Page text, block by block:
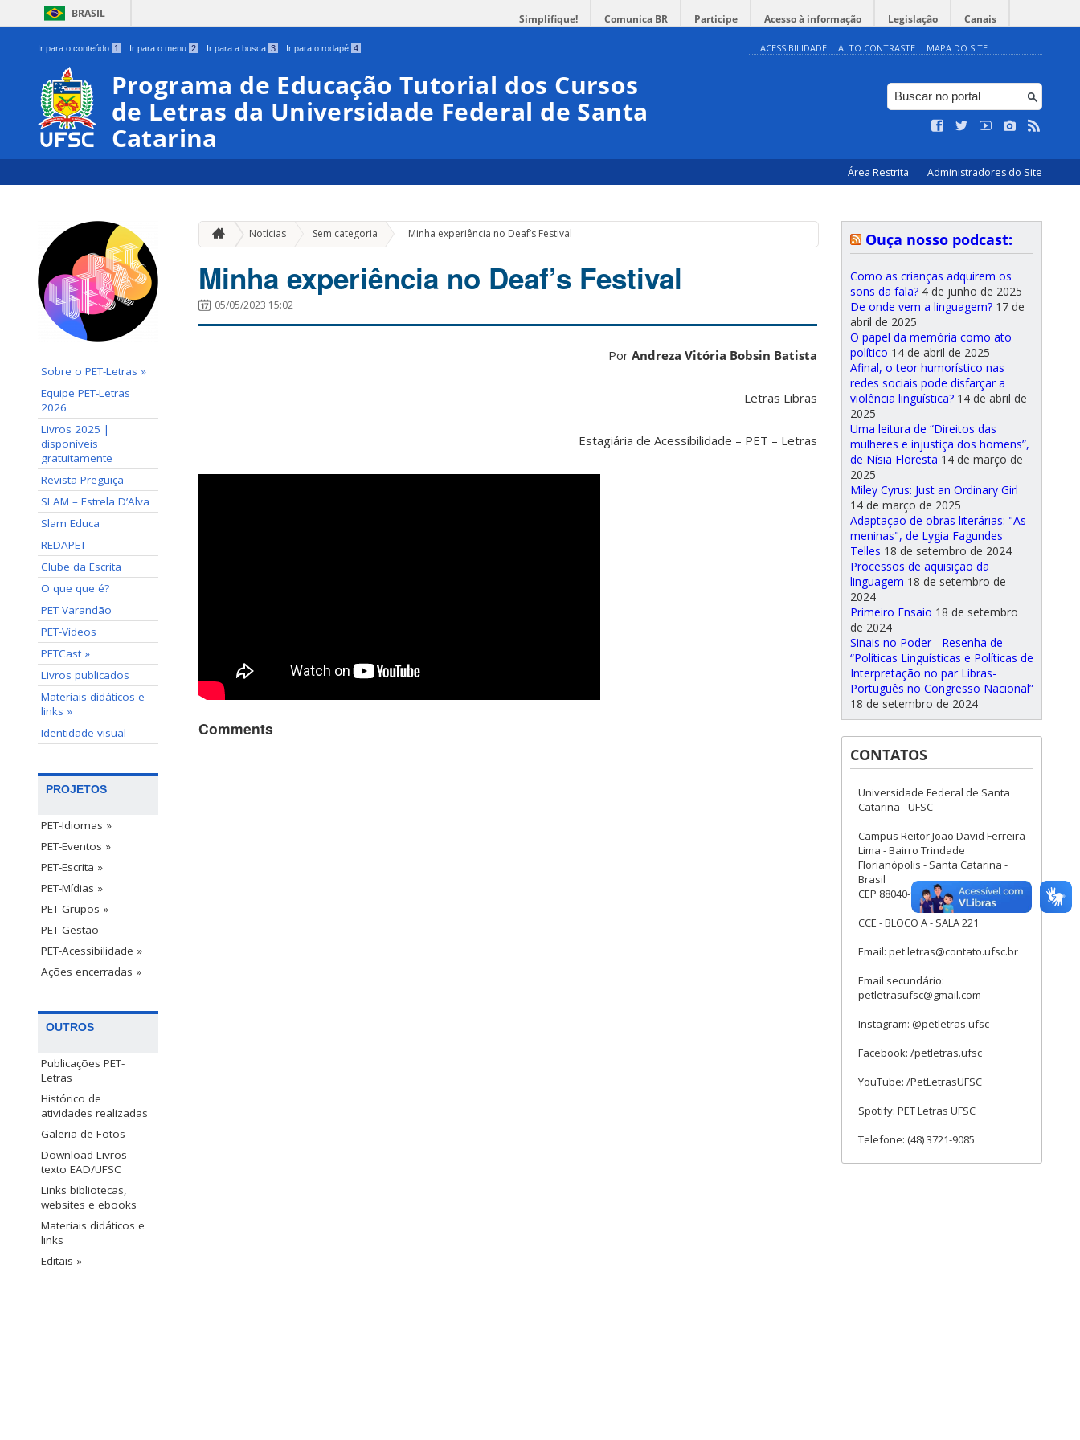
BRASIL Simplifique! Comunica BR Participe Acesso à informação Legislação Canais
Ir para o conteúdo 1 Ir para o menu 2 Ir para a busca 3 Ir para o rodapé 4 ACESSIBILIDADE ALTO CONTRASTE MAPA DO SITE
Programa de Educação Tutorial dos Cursos
de Letras da Universidade Federal de Santa
Catarina
Área Restrita Administradores do Site
Sobre o PET-Letras »
Equipe PET-Letras
2026
Livros 2025 |
disponíveis
gratuitamente
Revista Preguiça
SLAM – Estrela D’Alva
Slam Educa
REDAPET
Clube da Escrita
O que que é?
PET Varandão
PET-Vídeos
PETCast »
Livros publicados
Materiais didáticos e
links »
Identidade visual
PROJETOS
PET-Idiomas »
PET-Eventos »
PET-Escrita »
PET-Mídias »
PET-Grupos »
PET-Gestão
PET-Acessibilidade »
Ações encerradas »
OUTROS
Publicações PET-
Letras
Histórico de
atividades realizadas
Galeria de Fotos
Download Livros-
texto EAD/UFSC
Links bibliotecas,
websites e ebooks
Materiais didáticos e
links
Editais »
Notícias Sem categoria » Minha experiência no Deaf’s Festival
Minha experiência no Deaf’s Festival
05/05/2023 15:02
Por Andreza Vitória Bobsin Batista
Letras Libras
Estagiária de Acessibilidade – PET – Letras
Comments
Ouça nosso podcast:
Como as crianças adquirem os
sons da fala? 4 de junho de 2025
De onde vem a linguagem? 17 de
abril de 2025
O papel da memória como ato
político 14 de abril de 2025
Afinal, o teor humorístico nas
redes sociais pode disfarçar a
violência linguística? 14 de abril de
2025
Uma leitura de “Direitos das
mulheres e injustiça dos homens”,
de Nísia Floresta 14 de março de
2025
Miley Cyrus: Just an Ordinary Girl
14 de março de 2025
Adaptação de obras literárias: "As
meninas", de Lygia Fagundes
Telles 18 de setembro de 2024
Processos de aquisição da
linguagem 18 de setembro de
2024
Primeiro Ensaio 18 de setembro
de 2024
Sinais no Poder - Resenha de
“Políticas Linguísticas e Políticas de
Interpretação no par Libras-
Português no Congresso Nacional”
18 de setembro de 2024
CONTATOS
Universidade Federal de Santa
Catarina - UFSC
Campus Reitor João David Ferreira
Lima - Bairro Trindade
Florianópolis - Santa Catarina -
Brasil
CEP 88040-900
CCE - BLOCO A - SALA 221
Email: pet.letras@contato.ufsc.br
Email secundário:
petletrasufsc@gmail.com
Instagram: @petletras.ufsc
Facebook: /petletras.ufsc
YouTube: /PetLetrasUFSC
Spotify: PET Letras UFSC
Telefone: (48) 3721-9085